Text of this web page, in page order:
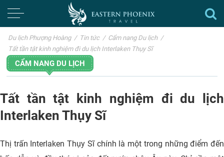
Du lịch Phượng Hoàng / Tin tức / Cẩm nang Du lịch /
Tất tần tật kinh nghiệm đi du lịch Interlaken Thụy Sĩ
CẨM NANG DU LỊCH
Tất tần tật kinh nghiệm đi du lịch
Interlaken Thụy Sĩ
Thị trấn Interlaken Thụy Sĩ chính là một trong những điểm đến